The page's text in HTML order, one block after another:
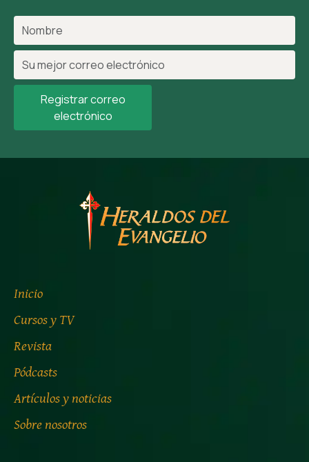
Registrar correo
electrónico
Inicio
Cursos y TV
Revista
Pódcasts
Artículos y noticias
Sobre nosotros